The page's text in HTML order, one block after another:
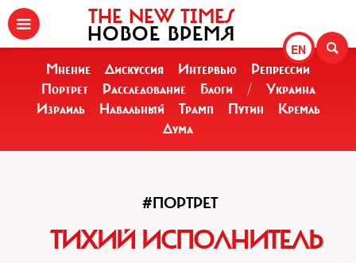
EN
THE NEW TIMES
НОВОЕ ВРЕМЯ
Мнение Дискуссия Интервью
Репрессии
Портрет
Расследование Блоги /
Украина
Израиль
Навальный Трамп Путин
Кремль
Дума
#ПОРТРЕТ
ТИХИЙ ИСПОЛНИТЕЛЬ